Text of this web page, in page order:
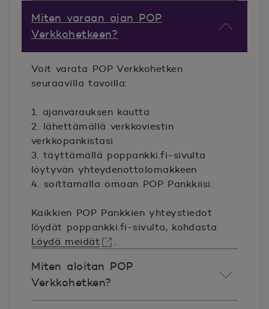
Miten varaan ajan POP
Verkkohetkeen?
Voit varata POP Verkkohetken
seuraavilla tavoilla:
1. ajanvarauksen kautta
2. lähettämällä verkkoviestin
verkkopankistasi
3. täyttämällä poppankki.fi-sivulta
löytyvän yhteydenottolomakkeen
4. soittamalla omaan POP Pankkiisi.
Kaikkien POP Pankkien yhteystiedot
löydät poppankki.fi-sivulta, kohdasta
Löydä meidät
.
Miten aloitan POP
Verkkohetken?